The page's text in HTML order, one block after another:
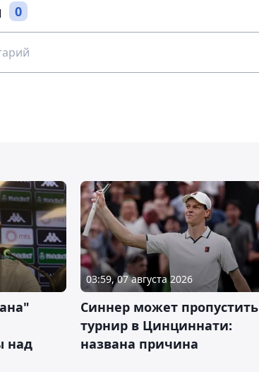
0
над
03:59, 07 августа 2026
Синнер может пропустить
турнир в Цинциннати:
названа причина